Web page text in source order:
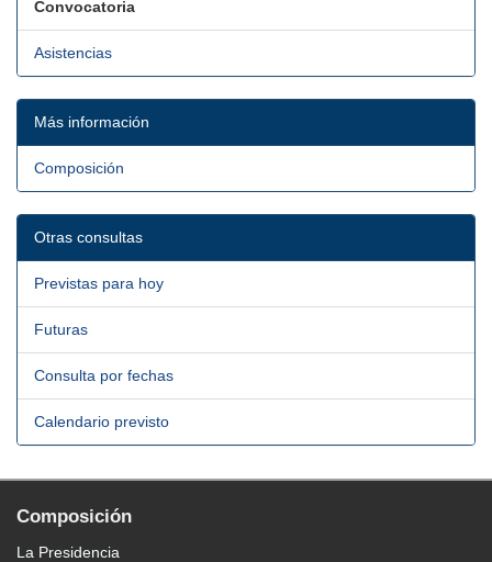
Convocatoria
Asistencias
Más información
Composición
Otras consultas
Previstas para hoy
Futuras
Consulta por fechas
Calendario previsto
Composición
La Presidencia